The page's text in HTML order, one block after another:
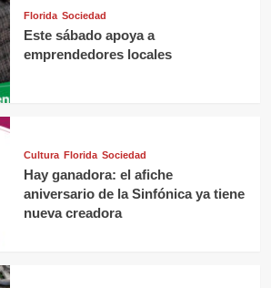
Florida Sociedad
Este sábado apoya a
emprendedores locales
Cultura Florida Sociedad
Hay ganadora: el afiche
aniversario de la Sinfónica ya tiene
nueva creadora